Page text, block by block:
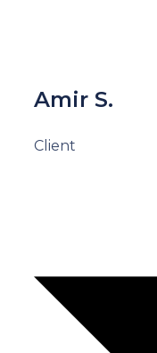
Amir S.
Client